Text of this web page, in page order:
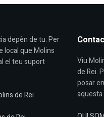
depèn de tu. Per
local que Molins
el teu suport
de Rei
Viu
de Rei.
posar
aquesta